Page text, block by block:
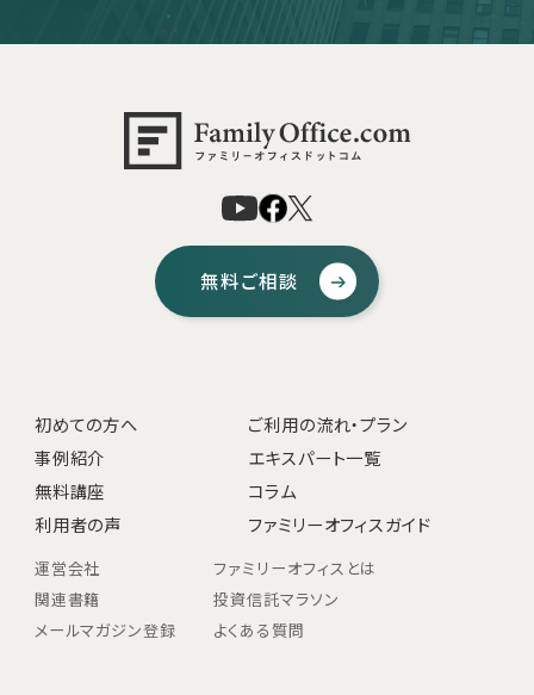
無料ご相談
初めての方へ
ご利用の流れ・プラン
事例紹介
エキスパート一覧
無料講座
コラム
利用者の声
ファミリーオフィスガイド
運営会社
ファミリーオフィスとは
関連書籍
投資信託マラソン
メールマガジン登録
よくある質問